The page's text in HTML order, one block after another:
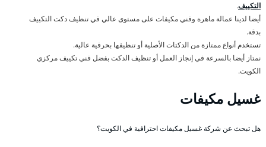
التكييف.
أيضا لدينا عمالة ماهرة وفني مكيفات على مستوى عالي في تنظيف دكت التكييف
بدقة.
تستخدم أنواع ممتازة من الدكتات الأصلية أو تنظيفها بحرفية عالية.
نمتاز أيضا بالسرعة في إنجاز العمل أو تنظيف الدكت بفضل فني تكييف مركزي
الكويت.
غسيل مكيفات
هل تبحث عن شركة غسيل مكيفات احترافية في الكويت؟